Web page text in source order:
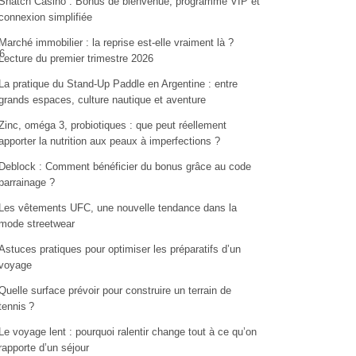
simplifiée
immobilier : la reprise est-elle vraiment là ?
du premier trimestre 2026
pratique du Stand-Up Paddle en Argentine : entre
espaces, culture nautique et aventure
oméga 3, probiotiques : que peut réellement
la nutrition aux peaux à imperfections ?
: Comment bénéficier du bonus grâce au code
?
vêtements UFC, une nouvelle tendance dans la
streetwear
pratiques pour optimiser les préparatifs d’un
surface prévoir pour construire un terrain de
?
voyage lent : pourquoi ralentir change tout à ce qu’on
d’un séjour